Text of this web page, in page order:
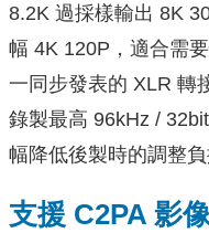
8.2K 過採樣輸出 8K
幅 4K 120P，適合需
一同步發表的 XLR 轉
錄製最高 96kHz /
幅降低後製時的調整負
支援 C2PA 影